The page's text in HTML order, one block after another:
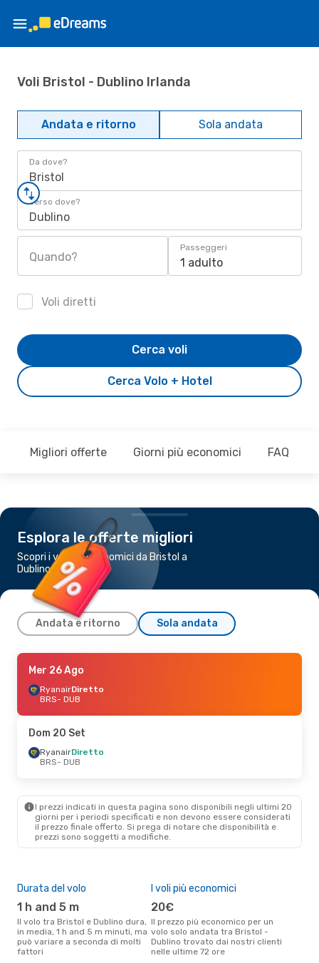
Voli Bristol - Dublino Irlanda
Andata e ritorno Sola andata
Da dove?
Bristol
Verso dove?
Dublino
Quando?
Passeggeri
1 adulto
Voli diretti
Cerca Volo + Hotel
Cerca voli
Migliori offerte Giorni più economici FAQ
Esplora le offerte migliori
Scopri i voli più economici da Bristol a
Dublino
Andata e ritorno Sola andata
Sab 17 Ott- Sab 17 Ott
RyanairDiretto
BRS- DUB
DUB- BRS
Gio 27 Ago- Dom 30 Ago
- BRS
Gio 1 Ott- Lun 5 Ott
DUB- BRS
Ven 18 Set- Lun 21 Set
RyanairDiretto
BRS - DUB
Ryanair
Mer 26 Ago
RyanairDiretto
BRS- DUB
Dom 20 Set
RyanairDiretto
BRS- DUB
I prezzi indicati in questa pagina sono disponibili negli ultimi 20
giorni per i periodi specificati e non devono essere considerati
il ​​prezzo finale offerto. Si prega di notare che disponibilità e
prezzi sono soggetti a modifiche.
Durata del volo
1 h and 5 m
Il volo tra Bristol e Dublino dura,
in media, 1 h and 5 m minuti, ma
può variare a seconda di molti
fattori
I voli più economici
20€
Il prezzo più economico per un
volo solo andata tra Bristol -
Dublino trovato dai nostri clienti
nelle ultime 72 ore